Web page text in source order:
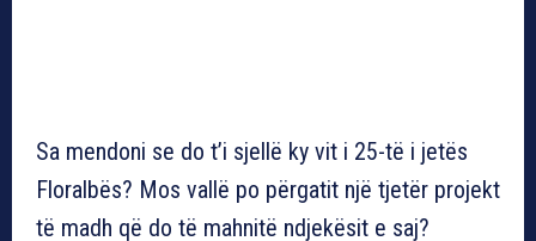
Sa mendoni se do t’i sjellë ky vit i 25-të i jetës
Floralbës? Mos vallë po përgatit një tjetër projekt
të madh që do të mahnitë ndjekësit e saj?